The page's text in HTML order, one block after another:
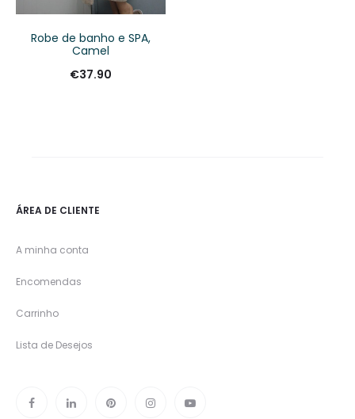
Robe de banho e SPA,
Camel
€37.90
ÁREA DE CLIENTE
A minha conta
Encomendas
Carrinho
Lista de Desejos